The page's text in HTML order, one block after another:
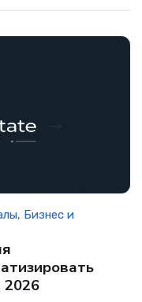
, Бизнес и
2026